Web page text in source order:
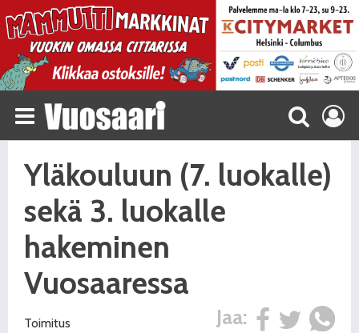
Yläkouluun (7. luokalle)
sekä 3. luokalle
hakeminen
Vuosaaressa
Jaa:
Toimitus